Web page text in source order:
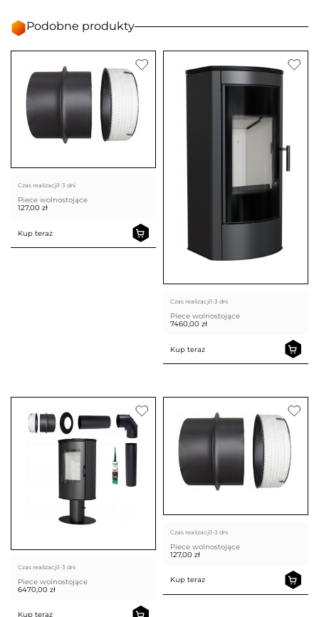
Podobne produkty
Czas realizacji1-3 dni
Piece wolnostojące
127,00 zł
Kup teraz
Czas realizacji1-3 dni
Piece wolnostojące
7460,00 zł
Kup teraz
Czas realizacji1-3 dni
Piece wolnostojące
6470,00 zł
Kup teraz
Czas realizacji1-3 dni
Piece wolnostojące
127,00 zł
Kup teraz